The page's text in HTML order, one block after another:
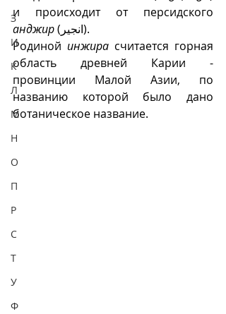
З
И
К
Л
М
Н
О
П
Р
С
Т
У
Ф
анджир
(انجیر).
Родиной инжира считается горная
область древней Карии -
провинции Малой Азии, по
названию которой было дано
ботаническое название.